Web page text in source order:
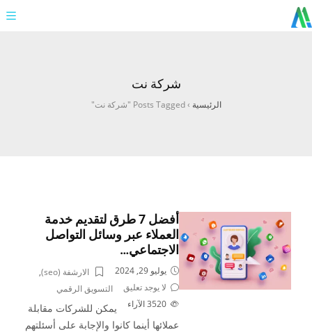
شركة نت
الرئيسية ›Posts Tagged "شركة نت"
أفضل 7 طرق لتقديم خدمة
العملاء عبر وسائل التواصل
الاجتماعي…
يوليو 29, 2024 الارشفة (seo)
,
التسويق الرقمي
لا يوجد تعليق
3520
الآراء
يمكن للشركات مقابلة
عملائها أينما كانوا والإجابة على أسئلتهم